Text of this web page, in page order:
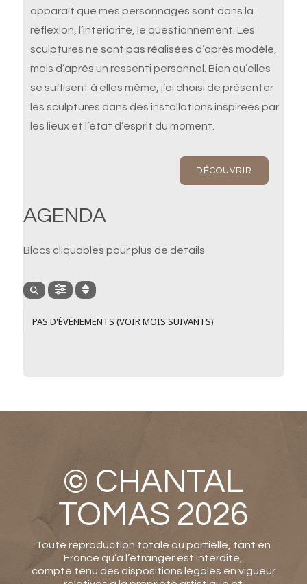
apparaît que mes personnages sont dans la
réflexion, l’intériorité, le questionnement. Les
sculptures ne sont pas réalisées d’après modèle,
mais d’après un ressenti personnel. Bien qu’elles
se suffisent à elles même, j’ai choisi de présenter
les sculptures dans des installations inspirées par
les lieux et l’état d’esprit du moment.
DÉCOUVRIR
AGENDA
Blocs cliquables pour plus de détails
PAS D'ÉVÉNEMENTS (VOIR MOIS SUIVANTS)
© CHANTAL
TOMAS 2026
Toute reproduction totale ou partielle, tant en
France qu’à l’étranger est interdite,
compte tenu des dispositions légales en vigueur